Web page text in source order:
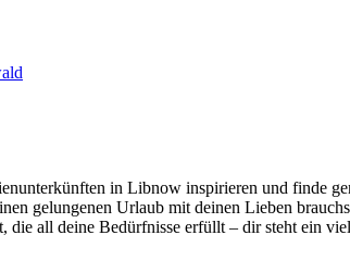
in Libnow inspirieren und finde
gelungenen Urlaub mit deinen Lieben
die all deine Bedürfnisse erfüllt – dir steht ein